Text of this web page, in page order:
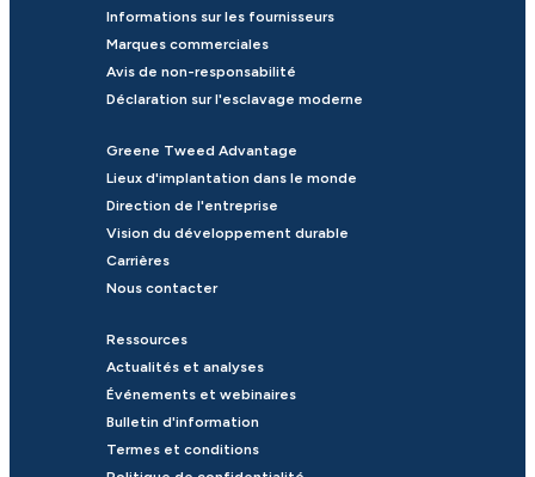
Informations sur les fournisseurs
Marques commerciales
Avis de non-responsabilité
Déclaration sur l'esclavage moderne
Greene Tweed Advantage
Lieux d'implantation dans le monde
Direction de l'entreprise
Vision du développement durable
Carrières
Nous contacter
Ressources
Actualités et analyses
Événements et webinaires
Bulletin d'information
Termes et conditions